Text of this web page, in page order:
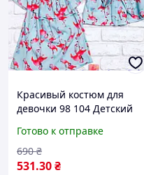
Красивый костюм для
девочки 98 104 Детский
блузка с фламинго
Готово к отправке
531.30₴
690 ₴